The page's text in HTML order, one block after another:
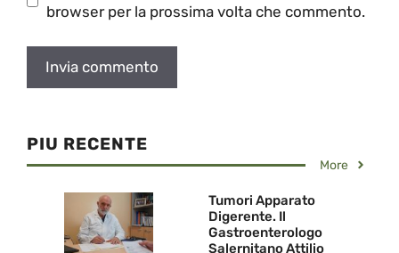
browser per la prossima volta che commento.
PIU RECENTE
More
Tumori Apparato
Digerente. Il
Gastroenterologo
Salernitano Attilio